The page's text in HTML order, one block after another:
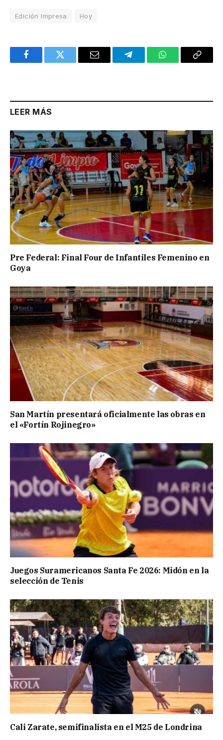
Edición Impresa Hoy
FacebookTwitter Email TelegramWhatsAppCopy
LEER MÁS
Pre Federal: Final Four de Infantiles Femenino en
Goya
San Martín presentará oficialmente las obras en
el «Fortín Rojinegro»
Juegos Suramericanos Santa Fe 2026: Midón en la
selección de Tenis
Cali Zarate, semifinalista en el M25 de Londrina